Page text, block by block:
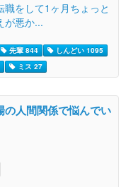
をして1ヶ月ちょっと
が悪か...
先輩 844
しんどい 1095
ミス 27
の人間関係で悩んでい